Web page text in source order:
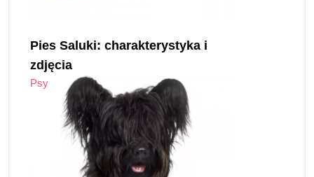
Pies Saluki: charakterystyka i
zdjęcia
Psy